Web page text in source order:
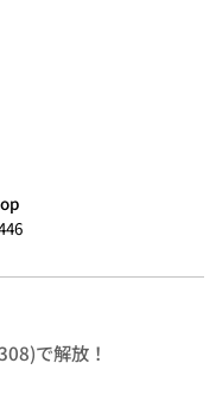
で解放！